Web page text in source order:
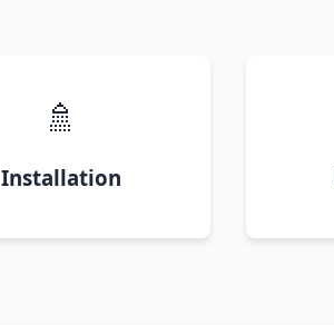
🚿
Installation